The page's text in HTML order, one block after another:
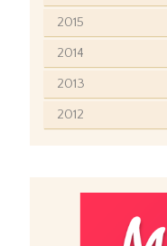
2015
2014
2013
2012